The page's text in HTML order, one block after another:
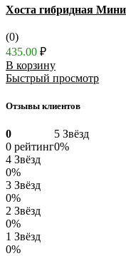
Хоста гибридная
(0)
435.00 ₽
В корзину
Быстрый просмотр
Отзывы клиентов
0
0 рейтинг
5 Звёзд
0%
4 Звёзд
0%
3 Звёзд
0%
2 Звёзд
0%
1 Звёзд
0%